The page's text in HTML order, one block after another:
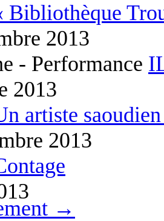
Bibliothèque
2013
- Performance
2013
artiste
2013
→